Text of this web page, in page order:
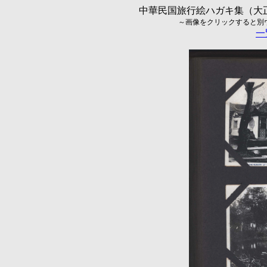
中華民国旅行絵ハガキ集（
～画像をクリックすると
一